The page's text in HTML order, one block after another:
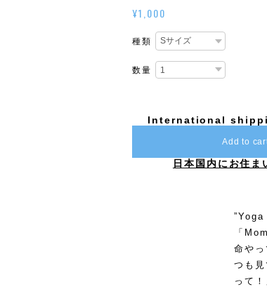
¥1,000
種類
数量
International
Add to
日本国内にお住ま
「
命や
つも
って！